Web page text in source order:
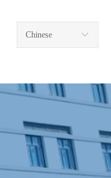
ꀅ
Chinese